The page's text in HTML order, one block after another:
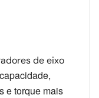
de eixo
e torque mais